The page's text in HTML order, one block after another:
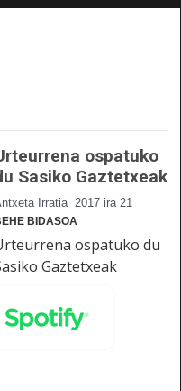
ospatuko
Sasiko Gaztetxeak
Irratia 2017 ira 21
BIDASOA
ospatuko du
Gaztetxeak